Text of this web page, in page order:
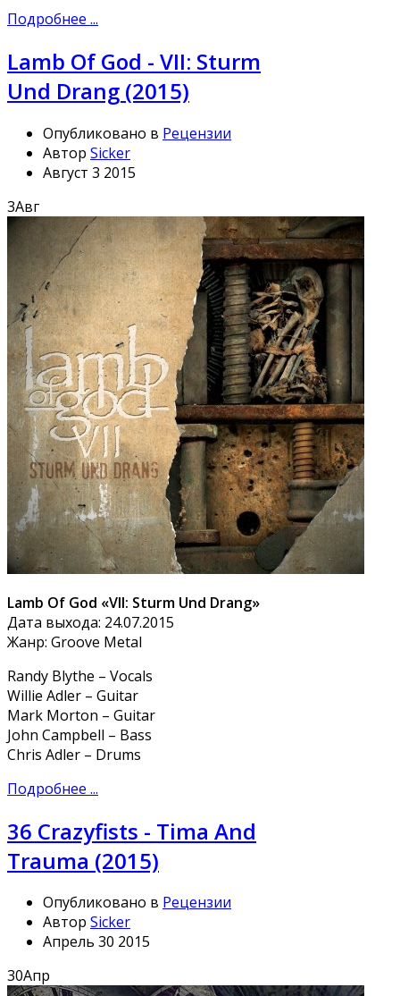
Подробнее ...
Lamb Of God - VII: Sturm
Und Drang (2015)
Опубликовано в Рецензии
Автор Sicker
Август 3 2015
3Авг
Lamb Of God «VII: Sturm Und Drang»
Дата выхода: 24.07.2015
Жанр: Groove Metal
Randy Blythe – Vocals
Willie Adler – Guitar
Mark Morton – Guitar
John Campbell – Bass
Chris Adler – Drums
Подробнее ...
36 Crazyfists - Tima And
Trauma (2015)
Опубликовано в Рецензии
Автор Sicker
Апрель 30 2015
30Апр